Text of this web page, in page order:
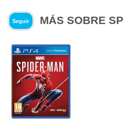
Seguir MÁS SOBRE